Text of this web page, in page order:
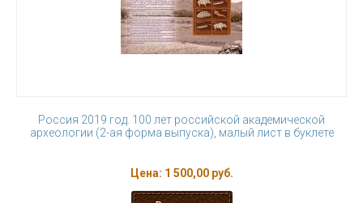
Россия 2019 год. 100 лет российской академической
археологии (2-ая форма выпуска), малый лист в буклете
Цена: 1 500,00 руб.